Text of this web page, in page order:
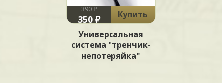
390 ₽
350 ₽
Купить
Универсальная
система "тренчик-
непотеряйка"